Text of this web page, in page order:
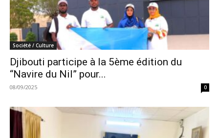
Société / Culture
Djibouti participe à la 5ème édition du
“Navire du Nil” pour...
08/09/2025 0